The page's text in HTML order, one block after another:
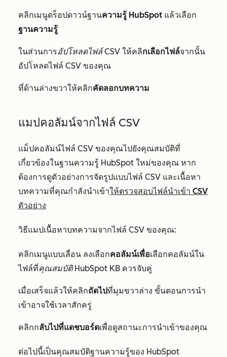
คลิกเมนูดร็อปดาวน์ฐานความรู้ HubSpot แล้วเลือก
ฐานความรู้
ในส่วนการอัปโหลดไฟล์ CSV ให้คลิกเลือกไฟล์จากนั้น
อัปโหลดไฟล์ CSV ของคุณ
ที่ด้านล่างขวาให้คลิกคัดลอกบทความ
แมปคอลัมน์จากไฟล์ CSV
แม็ปคอลัมน์ไฟล์ CSV ของคุณไปยังคุณสมบัติที่
เกี่ยวข้องในฐานความรู้ HubSpot ใหม่ของคุณ หาก
ต้องการดูตัวอย่างการจัดรูปแบบไฟล์ CSV และเนื้อหา
บทความที่คุณกำลังนำเข้าให้ตรวจสอบไฟล์นำเข้า CSV
ตัวอย่าง
วิธีแมปเนื้อหาบทความจากไฟล์ CSV ของคุณ:
คลิกเมนูแบบเลื่อน ลงเลือกคอลัมน์เพื่อเลือกคอลัมน์ใน
ไฟล์ที่คุณสมบัติ HubSpot KB ควรจับคู่
เมื่อเสร็จแล้วให้คลิกถัดไปที่มุมขวาล่าง ขั้นตอนการนำ
เข้าอาจใช้เวลาสักครู่
คลิกกลับไปที่แดชบอร์ดเพื่อดูสถานะการนำเข้าของคุณ
ต่อไปนี้เป็นคุณสมบัติฐานความรู้ของ HubSpot